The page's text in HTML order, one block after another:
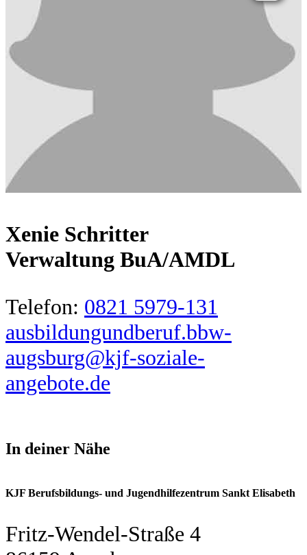
Xenie Schritter
Verwaltung BuA/AMDL
Telefon: 0821 5979-131
ausbildungundberuf.bbw-
augsburg@kjf-soziale-
angebote.de
In deiner Nähe
KJF Berufsbildungs- und Jugendhilfezentrum Sankt Elisabeth
Fritz-Wendel-Straße 4